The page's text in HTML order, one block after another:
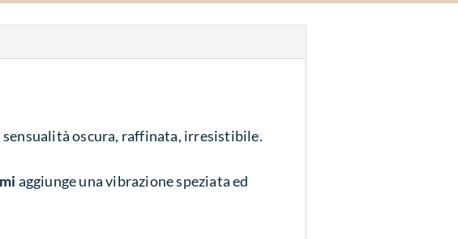
sensualità oscura, raffinata, irresistibile.
aggiunge una vibrazione speziata ed